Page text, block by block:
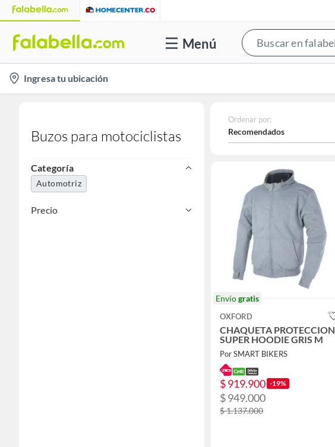
Menú
location-
icon
Ingresa tu ubicación
Buzos para motociclistas
Categoría
Automotriz
Precio
Ordenar por:
Recomendados
Envíogratis
OXFORD
CHAQUETA PROTECCION
SUPER HOODIE GRIS M
Por SMART BIKERS
$ 919.900 -19%
$ 949.000
$ 1.137.000